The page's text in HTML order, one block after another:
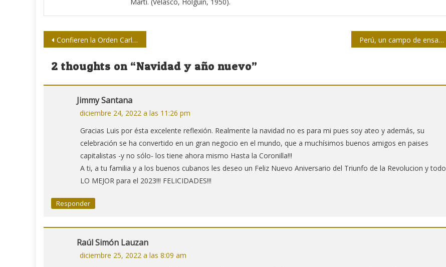
Navegación
de
Confieren la Orden Carlos J. Finlay a la Doctora Hilda Saladrigas Perú, un campo de ensayo para los golpes de Estado
2 thoughts on “Navidad y año nuevo”
Jimmy Santana
diciembre 24, 2022 a las 11:26 pm
Gracias Luis por ésta excelente reflexión. Realmente la navidad no es para mi pues soy ateo y además, su
celebración se ha convertido en un gran negocio en el mundo, que a muchísimos buenos amigos en paises
capitalistas -y no sólo- los tiene ahora mismo Hasta la Coronilla!!!
A ti, a tu familia y a los buenos cubanos les deseo un Feliz Nuevo Aniversario del Triunfo de la Revolucion y todo
LO MEJOR para el 2023!!! FELICIDADES!!!
Responder
Raúl Simón Lauzan
diciembre 25, 2022 a las 8:09 am